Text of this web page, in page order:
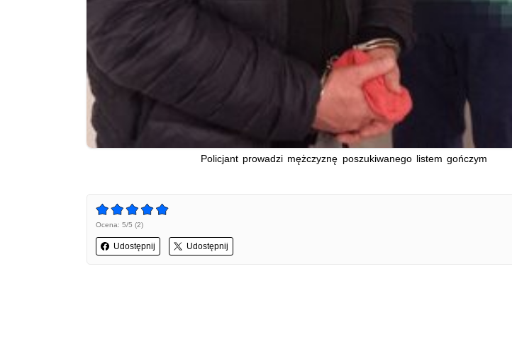
Policjant prowadzi mężczyznę poszukiwanego listem gończym
Ocena: 5/5 (2)
Udostępnij Udostępnij